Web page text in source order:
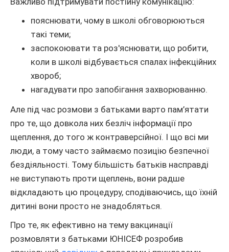
пояснювати, чому в школі обговорюються
такі теми;
заспокоювати та роз'яснювати, що робити,
коли в школі відбувається спалах інфекційних
хвороб;
нагадувати про запобігання захворюванню.
Але під час розмови з батьками варто пам’ятати
про те, що довкола них безліч інформації про
щеплення, до того ж контраверсійної. І що всі ми
люди, а тому часто займаємо позицію безпечної
бездіяльності. Тому більшість батьків насправді
не виступають проти щеплень, вони радше
відкладають цю процедуру, сподіваючись, що їхній
дитині вони просто не знадобляться.
Про те, як ефективно на тему вакцинації
розмовляти з батьками ЮНІСЕФ розробив